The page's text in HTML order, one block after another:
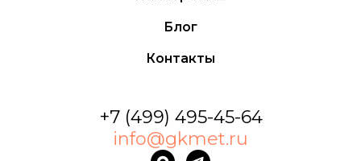
Блог
Контакты
+7 (499) 495-45-64
info@gkmet.ru